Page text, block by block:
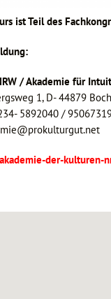
ist Teil des
/ Akademie für
1, D- 44879
5892040 /
der-kulturen-